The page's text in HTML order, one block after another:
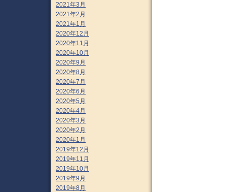
2021年3月
2021年2月
2021年1月
2020年12月
2020年11月
2020年10月
2020年9月
2020年8月
2020年7月
2020年6月
2020年5月
2020年4月
2020年3月
2020年2月
2020年1月
2019年12月
2019年11月
2019年10月
2019年9月
2019年8月